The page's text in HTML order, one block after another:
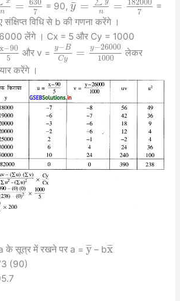
n
=
630
7
= 90, y
¯ =
n
=
182000
7
=
विधि से b की गणना करेंगे ।
लेंगे । Cx = 5 और Cy = 1000
x−90
5
और v = y−B
Cy = y−26000
1000
लेकर
करेंगे ।
के सूत्र में रखने पर a = y
¯¯
¯– bx
¯¯
¯
(90)